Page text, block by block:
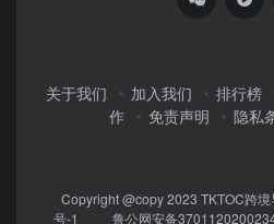
关于我们 加入我们 排行榜
作
免责声明 隐私
Copyright @copy 2023 TKTOC跨境
号-1
鲁公网安备